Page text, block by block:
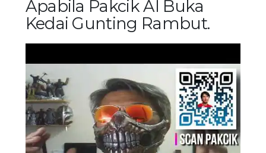
Apabila Pakcik AI Buka
Kedai Gunting Rambut.